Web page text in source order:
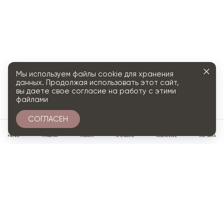
МЕНЮ ГЛАВНАЯ ПОИСК ПРОФИЛЬ ИЗБРАННОЕ КОРЗИНА
Мы используем файлы cookie для хранения
данных. Продолжая использовать этот сайт,
вы даете свое согласие на работу с этими
файлами
СОГЛАСЕН